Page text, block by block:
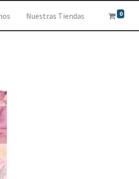
Nuestras Tiendas 0